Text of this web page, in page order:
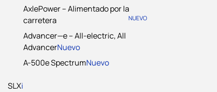
AxlePower – Alimentado por la
carretera
NUEVO
Advancer—e – All-electric, All
AdvancerNuevo
A-500e SpectrumNuevo
SLXi